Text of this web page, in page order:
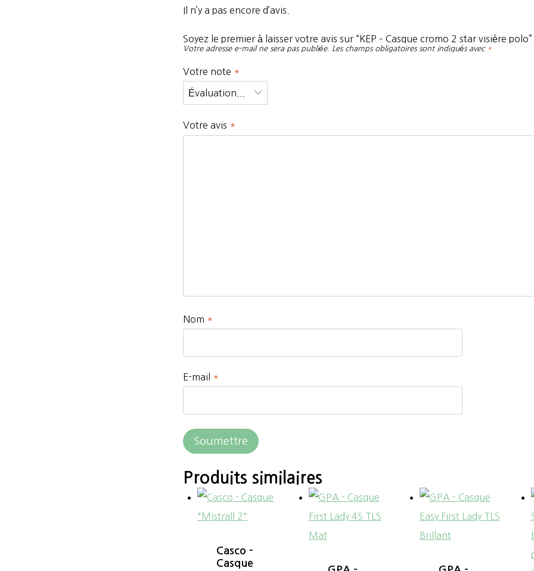
Il n’y a pas encore d’avis.
Soyez le premier à laisser votre avis sur “KEP – Casque cromo 2 star visière polo”
Votre adresse e-mail ne sera pas publiée. Les champs obligatoires sont indiqués avec *
Votre note *
Votre avis *
Nom *
E-mail *
Produits similaires
Casco –
Casque